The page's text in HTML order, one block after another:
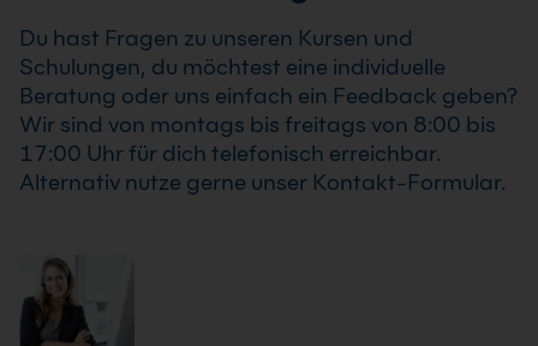
Azure-Umgebungen.
Kurs durchspielst und anschließend sicher auf deine
eigene Umgebung überträgst.
Du hast Fragen zu unseren Kursen und
Schulungen, du möchtest eine individuelle
Beratung oder uns einfach ein Feedback geben?
Wir sind von montags bis freitags von 8:00 bis
17:00 Uhr für dich telefonisch erreichbar.
Alternativ nutze gerne unser Kontakt-Formular.